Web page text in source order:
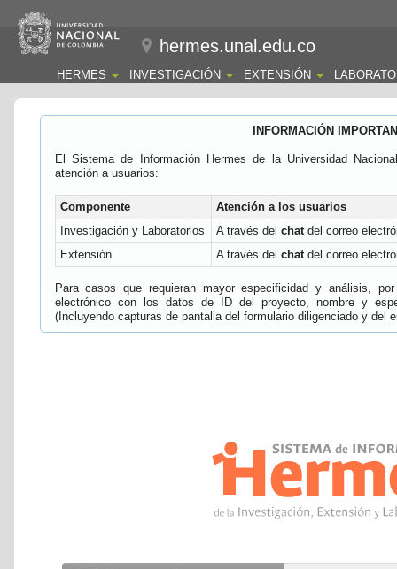
hermes.unal.edu.co
HERMES INVESTIGACIÓN EXTENSIÓN
INFORMACIÓN
El Sistema de Información Hermes de la Universidad
atención a usuarios:
Componente
Atención a los usuarios
Investigación y Laboratorios
A través del chatdel correo
Extensión
A través del chatdel correo
Para casos que requieran mayor especificidad y análisis,
electrónico con los datos de ID del proyecto, nombre y
(Incluyendo capturas de pantalla del formulario diligenciado y del